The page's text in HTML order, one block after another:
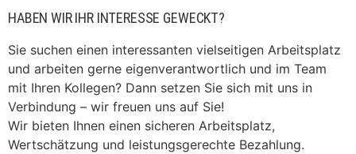
HABEN WIR IHR INTERESSE GEWECKT?
Sie suchen einen interessanten vielseitigen Arbeitsplatz
und arbeiten gerne eigenverantwortlich und im Team
mit Ihren Kollegen? Dann setzen Sie sich mit uns in
Verbindung – wir freuen uns auf Sie!
Wir bieten Ihnen einen sicheren Arbeitsplatz,
Wertschätzung und leistungsgerechte Bezahlung.